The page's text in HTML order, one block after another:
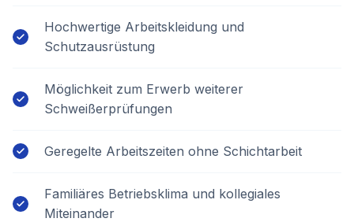
Hochwertige Arbeitskleidung und
Schutzausrüstung
Möglichkeit zum Erwerb weiterer
Schweißerprüfungen
Geregelte Arbeitszeiten ohne Schichtarbeit
Familiäres Betriebsklima und kollegiales
Miteinander